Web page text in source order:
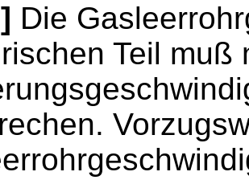
Die
Teil muß